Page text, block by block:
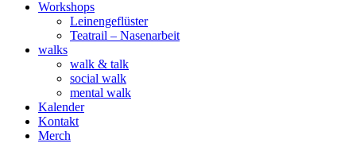
Workshops
Leinengeflüster
Teatrail – Nasenarbeit
walks
walk & talk
social walk
mental walk
Kalender
Kontakt
Merch